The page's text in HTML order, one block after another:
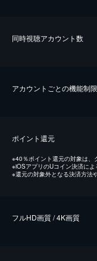
同時視聴アカウント数
アカウントごとの機能制
ポイント還元
※40％ポイント還元の対象は、
※iOSアプリのUコイン決済に
※還元の対象外となる決済方法
フルHD画質 / 4K画質